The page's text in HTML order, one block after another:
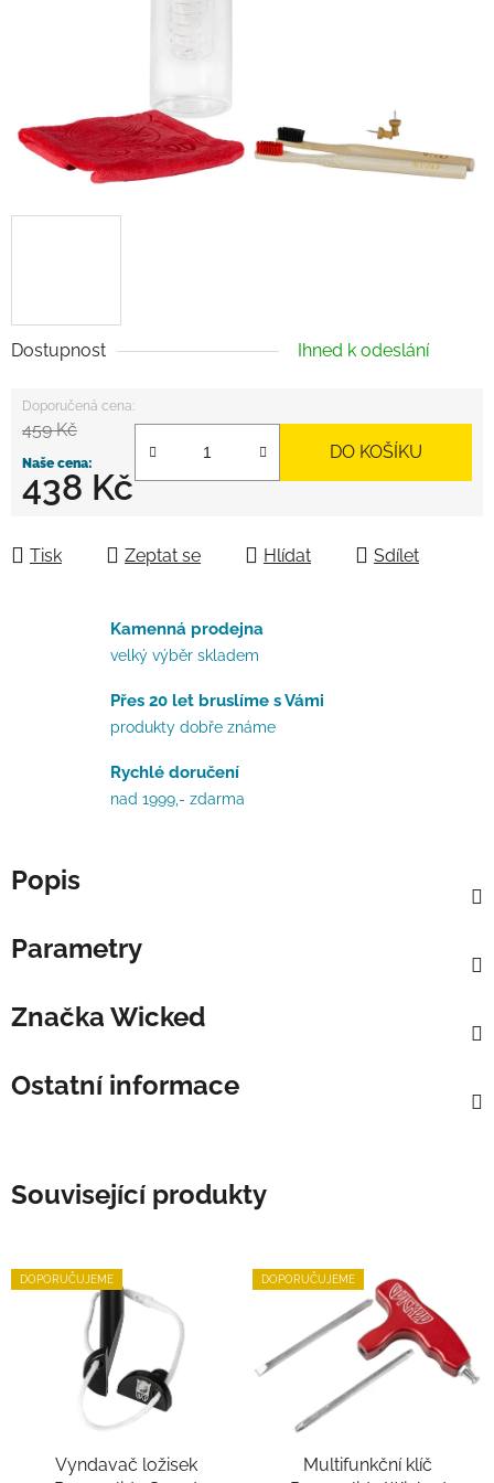
Dostupnost Ihned k odeslání
459 Kč
438 Kč
DO KOŠÍKU
Tisk Zeptat se Hlídat Sdílet
Kamenná prodejna
velký výběr skladem
Přes 20 let bruslíme s Vámi
produkty dobře známe
Rychlé doručení
nad 1999,- zdarma
Popis
Parametry
Značka Wicked
Ostatní informace
Související produkty
DOPORUČUJEME
Vyndavač ložisek
DOPORUČUJEME
Multifunkční klíč